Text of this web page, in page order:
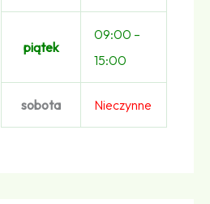
piątek
09:00 –
15:00
sobota Nieczynne